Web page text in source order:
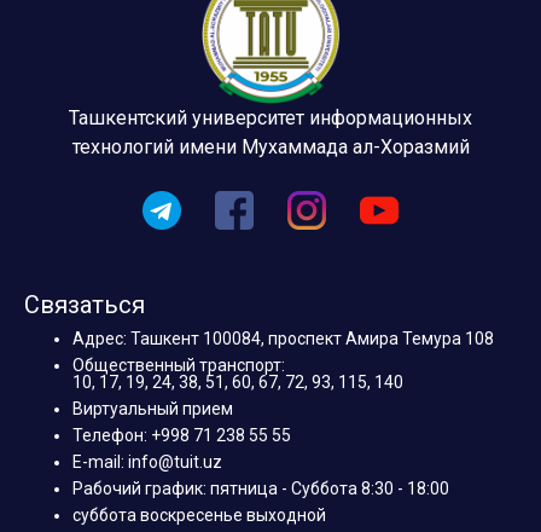
Ташкентский университет информационных
технологий имени Мухаммада ал-Хоразмий
Связаться
Адрес: Ташкент 100084, проспект Амира Темура 108
Общественный транспорт:
10, 17, 19, 24, 38, 51, 60, 67, 72, 93, 115, 140
Виртуальный прием
Телефон: +998 71 238 55 55
E-mail: info@tuit.uz
Рабочий график: пятница - Суббота 8:30 - 18:00
суббота воскресенье выходной